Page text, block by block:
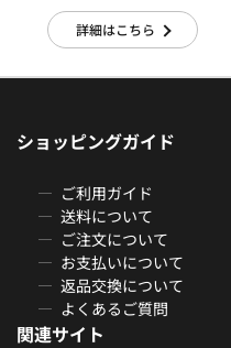
詳細はこちら
ショッピングガイド
ご利用ガイド
送料について
ご注文について
お支払いについて
返品交換について
よくあるご質問
関連サイト